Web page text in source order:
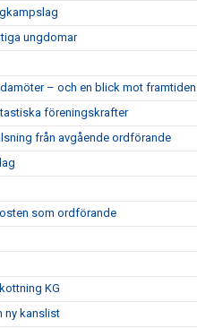
ungdomar
– och en blick mot framtiden
föreningskrafter
från avgående ordförande
som ordförande
KG
ny kanslist